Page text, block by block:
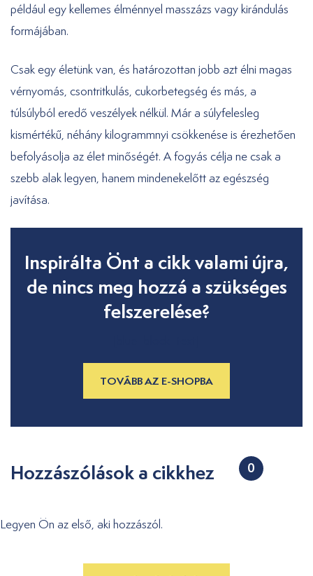
például egy kellemes élménnyel masszázs vagy kirándulás
formájában.
Csak egy életünk van, és határozottan jobb azt élni magas
vérnyomás, csontritkulás, cukorbetegség és más, a
túlsúlyból eredő veszélyek nélkül. Már a súlyfelesleg
kismértékű, néhány kilogrammnyi csökkenése is érezhetően
befolyásolja az élet minőségét. A fogyás célja ne csak a
szebb alak legyen, hanem mindenekelőtt az egészség
javítása.
Inspirálta Önt a cikk valami újra,
de nincs meg hozzá a szükséges
felszerelése?
TOVÁBB AZ E-SHOPBA
Hozzászólások a cikkhez 0
Legyen Ön az első, aki hozzászól.